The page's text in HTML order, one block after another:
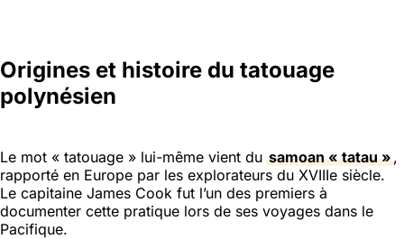
Origines et histoire du tatouage
polynésien
Le mot « tatouage » lui-même vient du samoan « tatau »,
rapporté en Europe par les explorateurs du XVIIIe siècle.
Le capitaine James Cook fut l’un des premiers à
documenter cette pratique lors de ses voyages dans le
Pacifique.